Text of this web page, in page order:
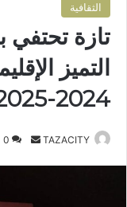
الثقافية
تازة تحتفي
التميز
2024-2025
TAZACITY
0